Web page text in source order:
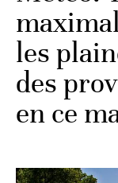
les
des
en ce